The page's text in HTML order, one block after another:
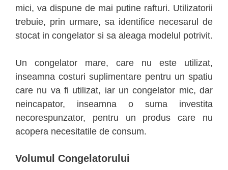
mici, va dispune de mai putine rafturi. Utilizatorii
trebuie, prin urmare, sa identifice necesarul de
stocat in congelator si sa aleaga modelul potrivit.
Un congelator mare, care nu este utilizat,
inseamna costuri suplimentare pentru un spatiu
care nu va fi utilizat, iar un congelator mic, dar
neincapator, inseamna o suma investita
necorespunzator, pentru un produs care nu
acopera necesitatile de consum.
Volumul Congelatorului